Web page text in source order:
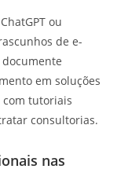
ou
de e-
em soluções
tutoriais
consultorias.
nas